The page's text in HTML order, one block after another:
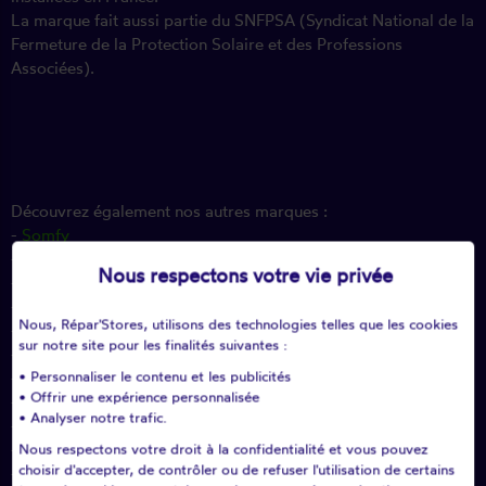
La marque fait aussi partie du SNFPSA (Syndicat National de la
Fermeture de la Protection Solaire et des Professions
Associées).
Découvrez également nos autres marques :
- Somfy
-Lakal
-Simu
-Zurfluh-Feller
-Atlantem
-Dickson
-Franciaflex
-Velux
Nous respectons votre vie privée
Nous, Répar'Stores, utilisons des technologies telles que les cookies
sur notre site pour les finalités suivantes :
• Personnaliser le contenu et les publicités
• Offrir une expérience personnalisée
• Analyser notre trafic.
Nous respectons votre droit à la confidentialité et vous pouvez
choisir d'accepter, de contrôler ou de refuser l'utilisation de certains